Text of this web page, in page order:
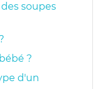
soupes
?
d'un